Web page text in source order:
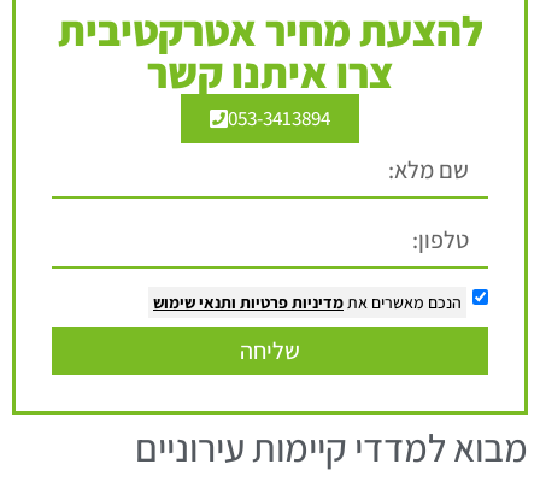
להצעת מחיר אטרקטיבית
צרו איתנו קשר
053-3413894
הנכם מאשרים את מדיניות פרטיות ותנאי שימוש
שליחה
מבוא למדדי קיימות עירוניים